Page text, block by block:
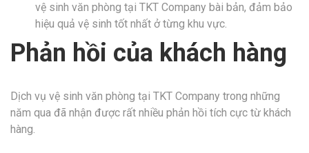
vệ sinh văn phòng tại TKT Company bài bản, đảm bảo
hiệu quả vệ sinh tốt nhất ở từng khu vực.
Phản hồi của khách hàng
Dịch vụ vệ sinh văn phòng tại TKT Company trong những
năm qua đã nhận được rất nhiều phản hồi tích cực từ khách
hàng.